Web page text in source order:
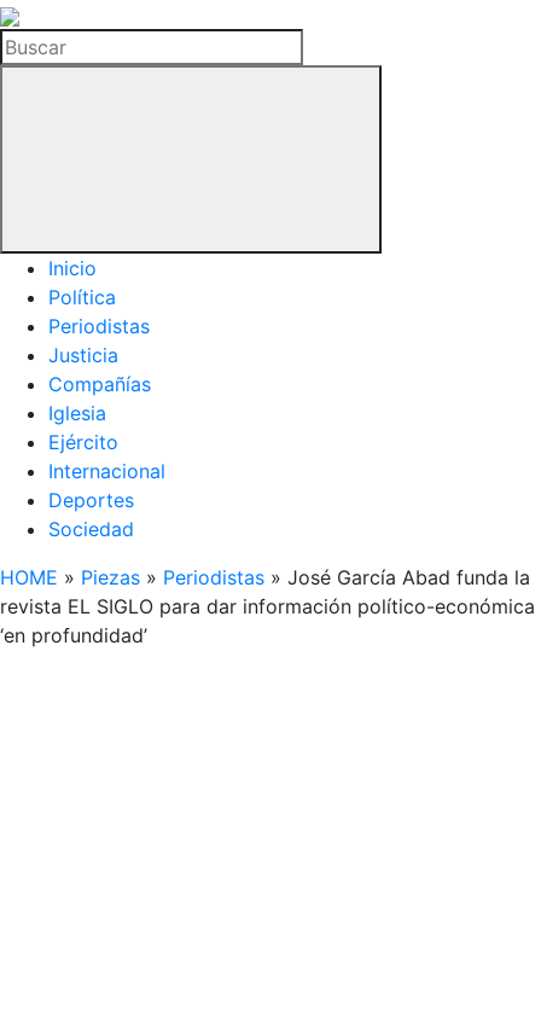
La
Hemeroteca
del
Buscar
Inicio
Política
Periodistas
Justicia
Compañías
Iglesia
Ejército
Internacional
Deportes
Sociedad
HOME » Piezas » Periodistas » José García Abad funda la
revista EL SIGLO para dar información político-económica
‘en profundidad’